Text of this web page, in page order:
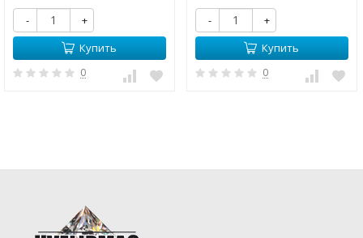
-
+
Купить
0
-
+
Купить
0